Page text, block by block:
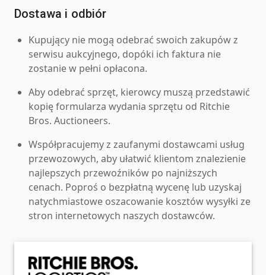
Dostawa i odbiór
Kupujący nie mogą odebrać swoich zakupów z
serwisu aukcyjnego, dopóki ich faktura nie
zostanie w pełni opłacona.
Aby odebrać sprzęt, kierowcy muszą przedstawić
kopię formularza wydania sprzętu od Ritchie
Bros. Auctioneers.
Współpracujemy z zaufanymi dostawcami usług
przewozowych, aby ułatwić klientom znalezienie
najlepszych przewoźników po najniższych
cenach. Poproś o bezpłatną wycenę lub uzyskaj
natychmiastowe oszacowanie kosztów wysyłki ze
stron internetowych naszych dostawców.